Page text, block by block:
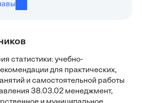
статистики: учебно-
для практических,
и самостоятельной работы
38.03.02 менеджмент,